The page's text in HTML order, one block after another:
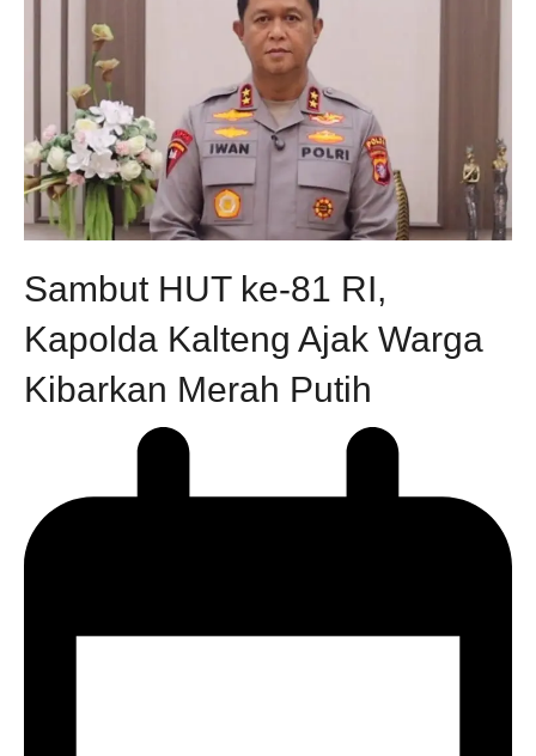
Sambut HUT ke-81 RI,
Kapolda Kalteng Ajak Warga
Kibarkan Merah Putih